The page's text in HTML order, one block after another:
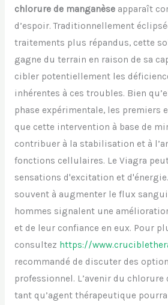
chlorure de manganèseapparaît
d’espoir. Traditionnellement
traitements plus répandus, cette
gagne du terrain en raison de sa
cibler potentiellement les
inhérentes à ces troubles. Bien
phase expérimentale, les premiers
que cette intervention à base de
contribuer à la stabilisation et à
fonctions cellulaires. Le Viagra
sensations d'excitation et
souvent à augmenter le flux
hommes signalent une
et de leur confiance en eux. Pour
consultez https://
recommandé de discuter des
professionnel. L’avenir du chlorure
tant qu’agent thérapeutique